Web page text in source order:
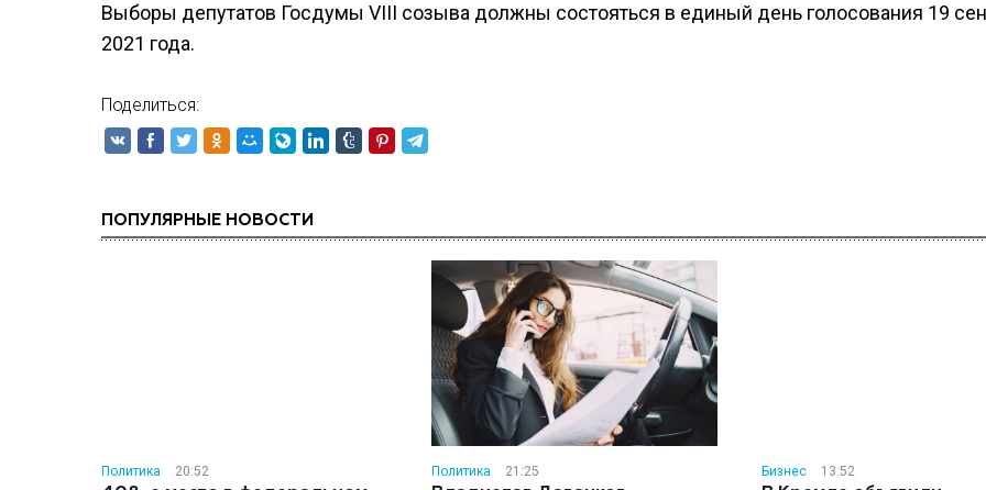
Выборы депутатов Госдумы VIII созыва должны состояться в единый день голосования 19
2021 года.
Поделиться:
ПОПУЛЯРНЫЕ НОВОСТИ
Политика 20:52 Политика 21:25 Бизнес 13:52